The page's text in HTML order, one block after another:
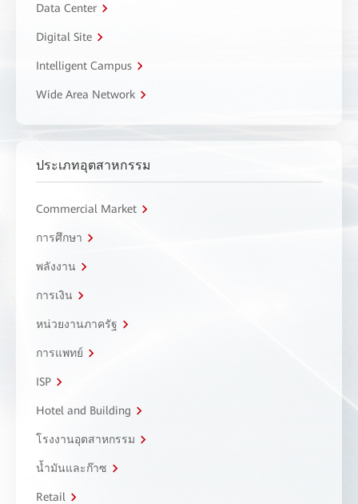
Data Center
Digital Site
Intelligent Campus
Wide Area Network
ประเภทอุตสาหกรรม
Commercial Market
การศึกษา
พลังงาน
การเงิน
หน่วยงานภาครัฐ
การแพทย์
ISP
Hotel and Building
โรงงานอุตสาหกรรม
น้ำมันและก๊าซ
Retail